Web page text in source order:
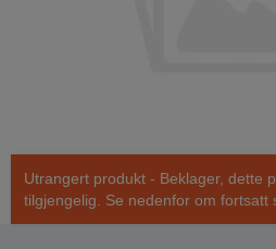
Utrangert produkt - Beklager, dette
tilgjengelig. Se nedenfor om fortsatt